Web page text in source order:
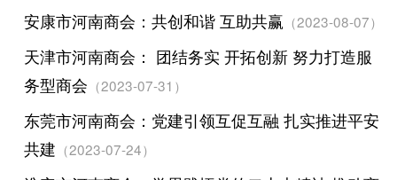
安康市河南商会：共创和谐 互助共赢 （2023-08-07）
天津市河南商会： 团结务实 开拓创新 努力打造服
务型商会 （2023-07-31）
东莞市河南商会：党建引领互促互融 扎实推进平安
共建 （2023-07-24）